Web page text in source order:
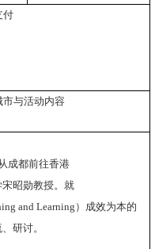
付
市与活动内容
成都前往香港
宋昭勋教授。就
and Learning ）成效为本的
研讨。